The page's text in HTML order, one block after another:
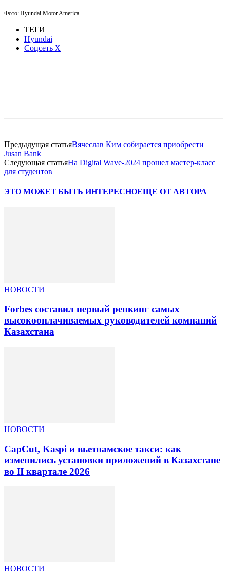
Фото: Hyundai Motor America
ТЕГИ
Hyundai
Соцсеть X
Предыдущая статьяВячеслав Ким собирается приобрести
Jusan Bank
Следующая статьяНа Digital Wavе-2024 прошел мастер-класс
для студентов
ЭТО МОЖЕТ БЫТЬ ИНТЕРЕСНОЕЩЕ ОТ АВТОРА
НОВОСТИ
Forbes составил первый ренкинг самых
высокооплачиваемых руководителей компаний
Казахстана
НОВОСТИ
CapCut, Kaspi и вьетнамское такси: как
изменились установки приложений в Казахстане
во II квартале 2026
НОВОСТИ